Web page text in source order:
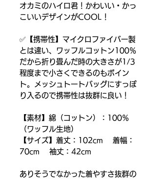
オカミのハイロ君！かわいい・かっ
こいいデザインがCOOL！
✅【携帯性】マイクロファイバー製
とは違い、ワッフルコットン100％
だから折り畳んだ時の大きさが1/3
程度まで小さくできるのもポイン
ト。メッシュトートバッグにすっぽ
り入るので携帯性は抜群に良い！
【素材】綿（コットン）：100％
（ワッフル生地）
【サイズ】着丈：102cm 着幅：
70cm 袖丈：42cm
ありそうでなかった着やすさ抜群の